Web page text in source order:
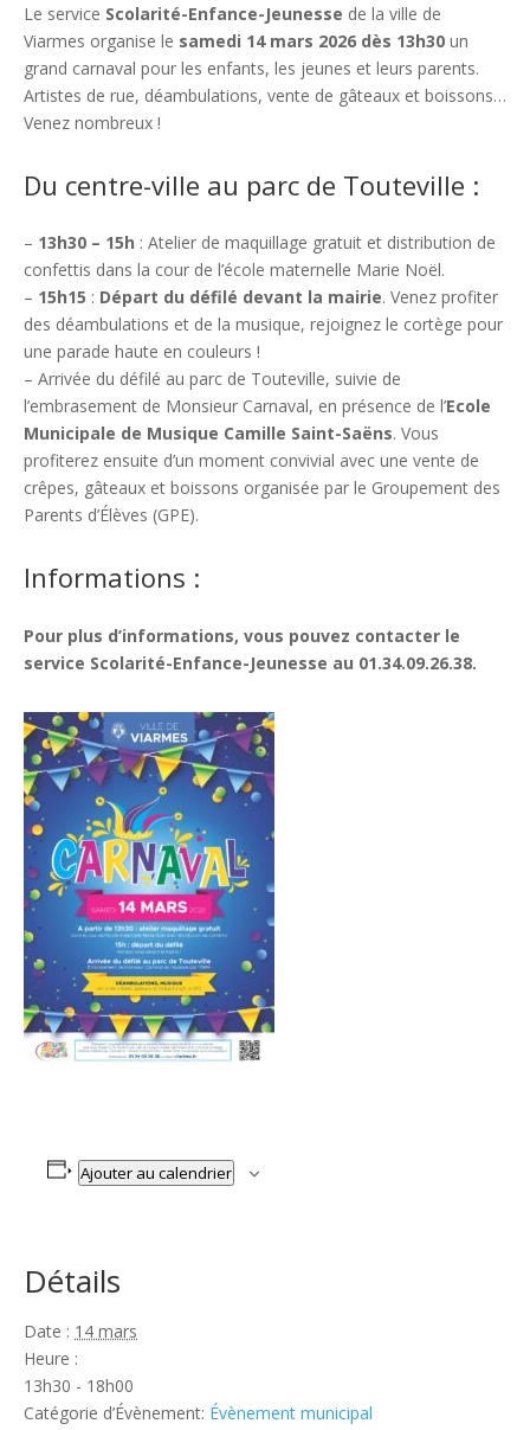
Le service Scolarité-Enfance-Jeunesse de la ville de
Viarmes organise le samedi 14 mars 2026 dès 13h30 un
grand carnaval pour les enfants, les jeunes et leurs parents.
Artistes de rue, déambulations, vente de gâteaux et boissons…
Venez nombreux !
Du centre-ville au parc de Touteville :
– 13h30 – 15h : Atelier de maquillage gratuit et distribution de
confettis dans la cour de l’école maternelle Marie Noël.
– 15h15 : Départ du défilé devant la mairie. Venez profiter
des déambulations et de la musique, rejoignez le cortège pour
une parade haute en couleurs !
– Arrivée du défilé au parc de Touteville, suivie de
l’embrasement de Monsieur Carnaval, en présence de l’Ecole
Municipale de Musique Camille Saint-Saëns. Vous
profiterez ensuite d’un moment convivial avec une vente de
crêpes, gâteaux et boissons organisée par le Groupement des
Parents d’Élèves (GPE).
Informations :
Pour plus d’informations, vous pouvez contacter le
service Scolarité-Enfance-Jeunesse au 01.34.09.26.38.
Ajouter au calendrier
Détails
Date : 14 mars
Heure :
13h30 - 18h00
Catégorie d’Évènement: Évènement municipal